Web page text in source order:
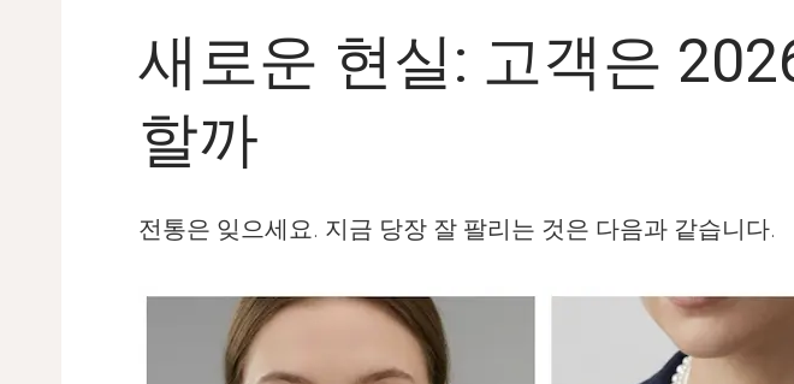
새로운 현실: 고객은
할까
전통은 잊으세요. 지금 당장 잘 팔리는 것은 다음과 같습니다.